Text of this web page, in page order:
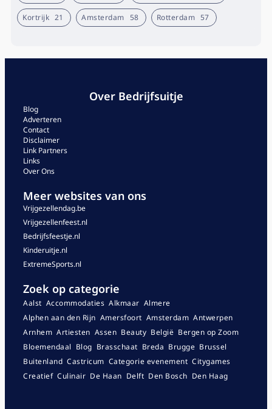
Kortrijk 21 Amsterdam 58 Rotterdam 57
Over Bedrijfsuitje
Blog
Adverteren
Contact
Disclaimer
Link Partners
Links
Over Ons
Meer websites van ons
Vrijgezellendag.be
Vrijgezellenfeest.nl
Bedrijfsfeestje.nl
Kinderuitje.nl
ExtremeSports.nl
Zoek op categorie
Aalst Accommodaties Alkmaar Almere
Alphen aan den Rijn Amersfoort Amsterdam Antwerpen
Arnhem Artiesten Assen Beauty België Bergen op Zoom
Bloemendaal Blog Brasschaat Breda Brugge Brussel
Buitenland Castricum Categorie evenement Citygames
Creatief Culinair De Haan Delft Den Bosch Den Haag